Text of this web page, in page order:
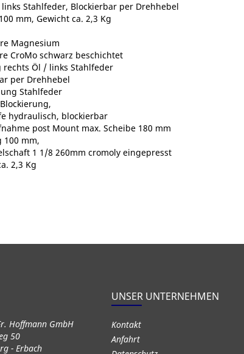
Stahlfeder, Blockierbar per Drehhebel
mm, Gewicht ca. 2,3 Kg
Magnesium
CroMo schwarz beschichtet
rechts Öl / links Stahlfeder
per Drehhebel
Stahlfeder
hydraulisch, blockierbar
post Mount max. Scheibe 180 mm
100 mm,
1 1/8 260mm cromoly eingepresst
2,3 Kg
Hoffmann GmbH
50
- Erbach
UNSER UNTERNEHMEN
Kontakt
Anfahrt